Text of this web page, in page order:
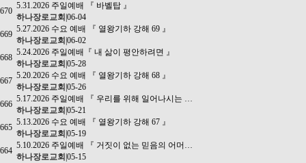
670
5.31.2026 주일예배 『 바벨탑 』
하나장로교회 06-04
669
5.27.2026 수요 예배 『 열왕기하 강해 69 』
하나장로교회 06-02
668
5.24.2026 주일예배『 내 삶이 평안하려면 』
하나장로교회 05-28
667
5.20.2026 수요 예배 『 열왕기하 강해 68 』
하나장로교회 05-26
666
5.17.2026 주일예배 『 우리를 위해 일어나시는 …
하나장로교회 05-21
665
5.13.2026 수요 예배 『 열왕기하 강해 67 』
하나장로교회 05-19
664
5.10.2026 주일예배 『 거짓이 없는 믿음의 어머…
하나장로교회 05-15